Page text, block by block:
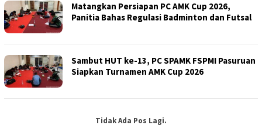
Matangkan Persiapan PC AMK Cup 2026,
Panitia Bahas Regulasi Badminton dan Futsal
Sambut HUT ke-13, PC SPAMK FSPMI Pasuruan
Siapkan Turnamen AMK Cup 2026
Tidak Ada Pos Lagi.